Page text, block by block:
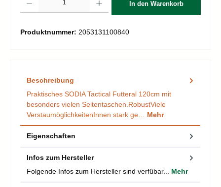
In den Warenkorb
Produktnummer: 2053131100840
Beschreibung
Praktisches SODIA Tactical Futteral 120cm mit
besonders vielen Seitentaschen.RobustViele
VerstaumöglichkeitenInnen stark ge… Mehr
Eigenschaften
Infos zum Hersteller
Folgende Infos zum Hersteller sind verfübar... Mehr